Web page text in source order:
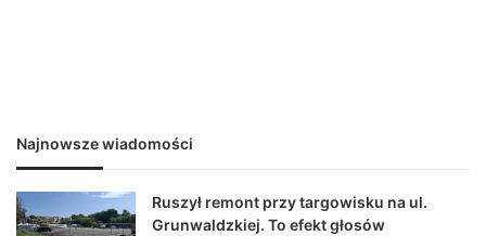
Najnowsze wiadomości
Ruszył remont przy targowisku na ul.
Grunwaldzkiej. To efekt głosów